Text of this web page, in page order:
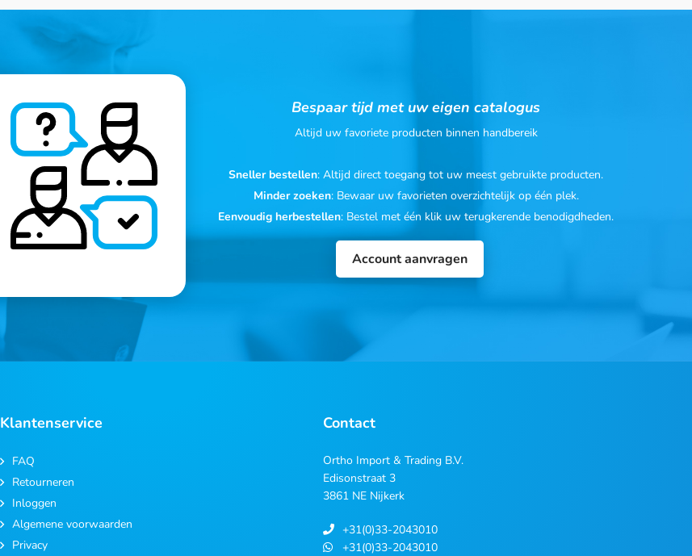
Bespaar tijd met uw eigen catalogus
Altijd uw favoriete producten binnen handbereik
Sneller bestellen: Altijd direct toegang tot uw meest gebruikte producten.
Minder zoeken: Bewaar uw favorieten overzichtelijk op één plek.
Eenvoudig herbestellen: Bestel met één klik uw terugkerende benodigdheden.
Account aanvragen
Klantenservice
FAQ
Retourneren
Inloggen
Algemene voorwaarden
Privacy
Contact
Ortho Import & Trading B.V.
Edisonstraat 3
3861 NE Nijkerk
+31(0)33-2043010
+31(0)33-2043010